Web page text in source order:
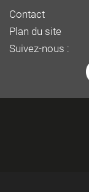
Contact
Plan du site
Suivez-nous :